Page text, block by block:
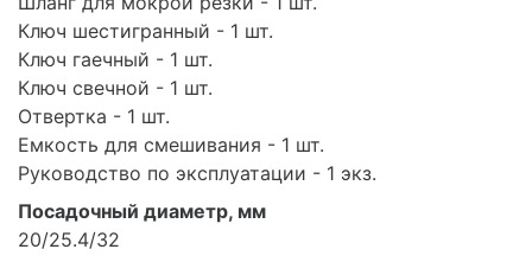
Ключ шестигранный - 1 шт.
Ключ гаечный - 1 шт.
Ключ свечной - 1 шт.
Отвертка - 1 шт.
Емкость для смешивания - 1 шт.
Руководство по эксплуатации - 1 экз.
Посадочный диаметр, мм
20/25.4/32